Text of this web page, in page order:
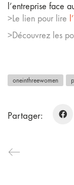
l’entreprise face
>Le lien pour lire
>Découvrez les
oneinthreewomen
Partager: